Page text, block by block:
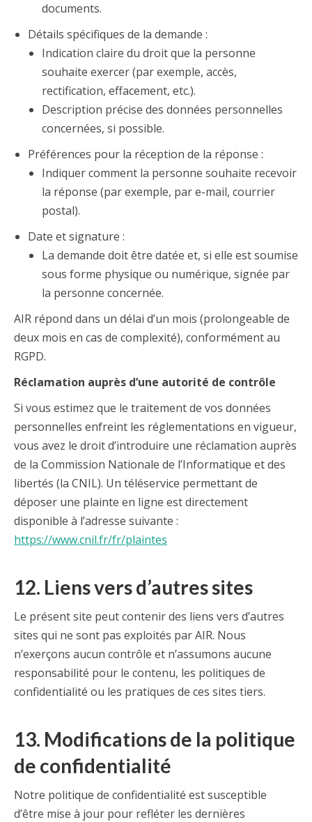
documents.
Détails spécifiques de la demande :
Indication claire du droit que la personne
souhaite exercer (par exemple, accès,
rectification, effacement, etc.).
Description précise des données personnelles
concernées, si possible.
Préférences pour la réception de la réponse :
Indiquer comment la personne souhaite recevoir
la réponse (par exemple, par e-mail, courrier
postal).
Date et signature :
La demande doit être datée et, si elle est soumise
sous forme physique ou numérique, signée par
la personne concernée.
AIR répond dans un délai d’un mois (prolongeable de
deux mois en cas de complexité), conformément au
RGPD.
Réclamation auprès d’une autorité de contrôle
Si vous estimez que le traitement de vos données
personnelles enfreint les réglementations en vigueur,
vous avez le droit d’introduire une réclamation auprès
de la Commission Nationale de l’Informatique et des
libertés (la CNIL). Un téléservice permettant de
déposer une plainte en ligne est directement
disponible à l’adresse suivante :
https://www.cnil.fr/fr/plaintes
12. Liens vers d’autres sites
Le présent site peut contenir des liens vers d’autres
sites qui ne sont pas exploités par AIR. Nous
n’exerçons aucun contrôle et n’assumons aucune
responsabilité pour le contenu, les politiques de
confidentialité ou les pratiques de ces sites tiers.
13. Modifications de la politique
de confidentialité
Notre politique de confidentialité est susceptible
d’être mise à jour pour refléter les dernières